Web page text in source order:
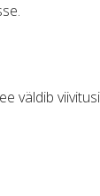
väldib